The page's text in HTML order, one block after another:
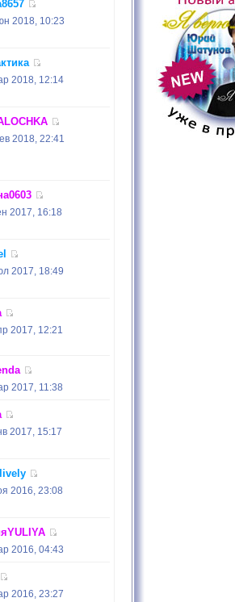
2018, 10:23
2018, 12:14
2018, 22:41
2017, 16:18
2017, 18:49
2017, 12:21
2017, 11:38
2017, 15:17
2016, 23:08
2016, 04:43
2016, 23:27